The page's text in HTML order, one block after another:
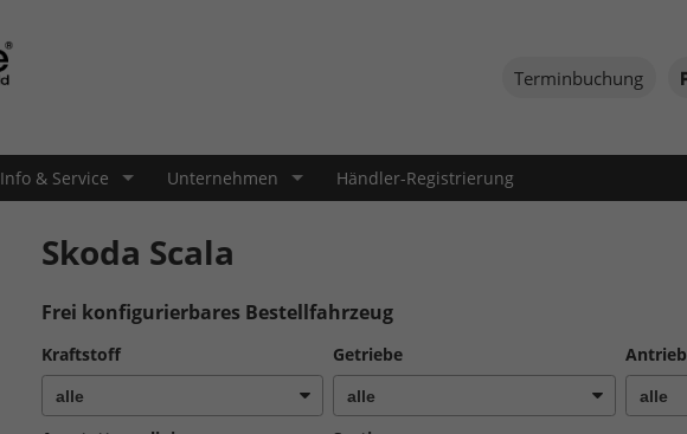
Terminbuchung
Info & Service Unternehmen Händler-Registrierung
Skoda Scala
Frei konfigurierbares Bestellfahrzeug
Kraftstoff Getriebe Antrieb